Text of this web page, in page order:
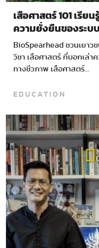
เสือศาสตร์ 101 เรีย
ความยั่งยืนของระบ
BioSpearhead ชวนเยาว
วิชา เสือศาสตร์ ที่บอกเล่า
ทางชีวภาพ เสือศาสตร์…
EDUCATION